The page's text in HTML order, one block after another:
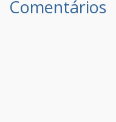
Comentários